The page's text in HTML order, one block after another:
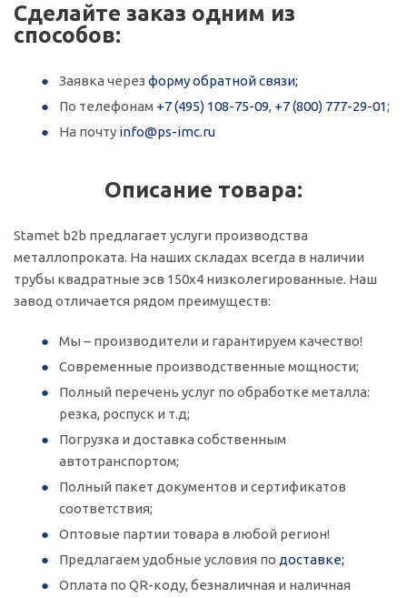
Сделайте заказ одним из
способов:
Заявка через форму обратной связи;
По телефонам +7 (495) 108-75-09, +7 (800) 777-29-01;
На почту info@ps-imc.ru
Описание товара:
Stamet b2b предлагает услуги производства
металлопроката. На наших складах всегда в наличии
трубы квадратные эсв 150x4 низколегированные. Наш
завод отличается рядом преимуществ:
Мы – производители и гарантируем качество!
Современные производственные мощности;
Полный перечень услуг по обработке металла:
резка, роспуск и т.д;
Погрузка и доставка собственным
автотранспортом;
Полный пакет документов и сертификатов
соответствия;
Оптовые партии товара в любой регион!
Предлагаем удобные условия по доставке;
Оплата по QR-коду, безналичная и наличная